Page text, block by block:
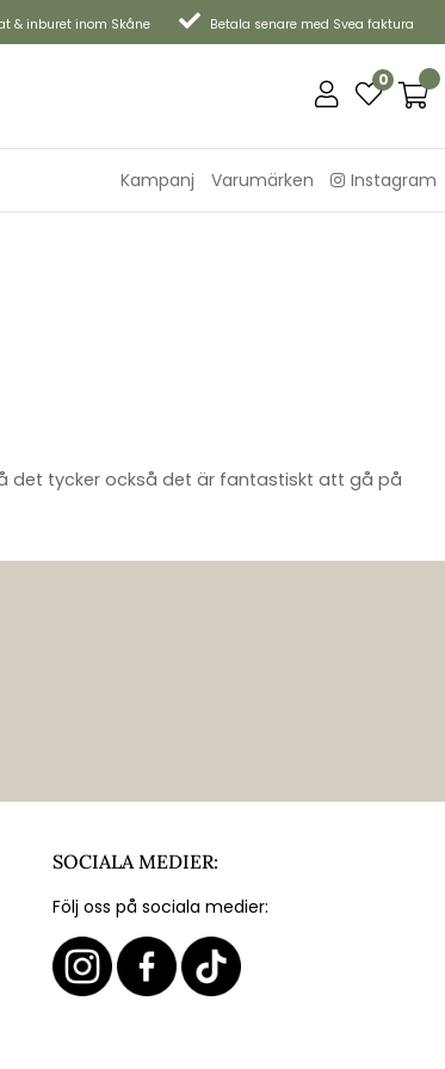
& inburet inom Skåne Betala senare med Svea faktura
0
Kampanj Varumärken Instagram
det tycker också det är fantastiskt att gå på
SOCIALA MEDIER:
Följ oss på sociala medier: